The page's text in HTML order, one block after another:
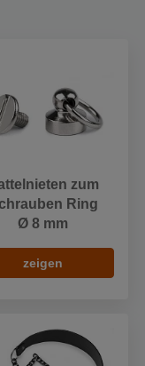
zum
Ring
Ø 8 mm
zeigen